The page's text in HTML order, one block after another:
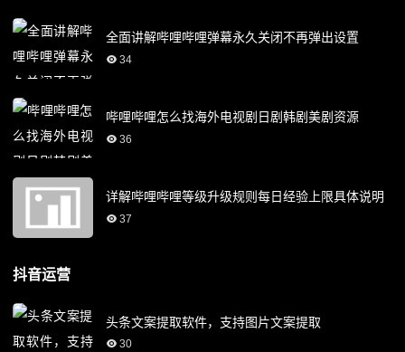
全面讲解哔哩哔哩弹幕永久关闭不再弹出设置
34
哔哩哔哩怎么找海外电视剧日剧韩剧美剧资源
36
详解哔哩哔哩等级升级规则每日经验上限具体说明
37
抖音运营
头条文案提取软件，支持图片文案提取
30